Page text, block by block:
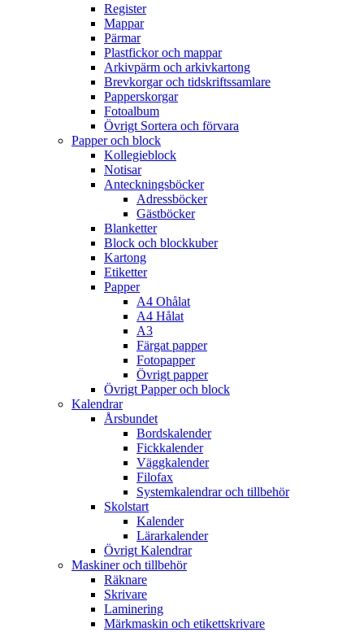
Register
Mappar
Pärmar
Plastfickor och mappar
Arkivpärm och arkivkartong
Brevkorgar och tidskriftssamlare
Papperskorgar
Fotoalbum
Övrigt Sortera och förvara
Papper och block
Kollegieblock
Notisar
Anteckningsböcker
Adressböcker
Gästböcker
Blanketter
Block och blockkuber
Kartong
Etiketter
Papper
A4 Ohålat
A4 Hålat
A3
Färgat papper
Fotopapper
Övrigt papper
Övrigt Papper och block
Kalendrar
Årsbundet
Bordskalender
Fickkalender
Väggkalender
Filofax
Systemkalendrar och tillbehör
Skolstart
Kalender
Lärarkalender
Övrigt Kalendrar
Maskiner och tillbehör
Räknare
Skrivare
Laminering
Märkmaskin och etikettskrivare